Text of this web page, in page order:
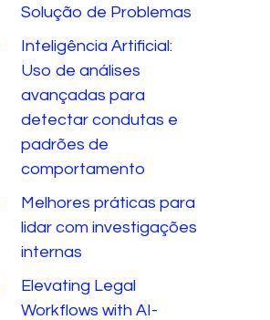
Solução de Problemas
Inteligência Artificial:
Uso de análises
avançadas para
detectar condutas e
padrões de
comportamento
Melhores práticas para
lidar com investigações
internas
Elevating Legal
Workflows with AI-